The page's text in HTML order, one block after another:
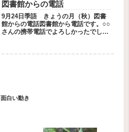
きっかけになるのも写真だったりす
る...
図書館からの電話
9月24日季語 きょうの月（秋）図書
館からの電話図書館から電話です。○○
さんの携帯電話でよろしかったでしょ
面白い動き